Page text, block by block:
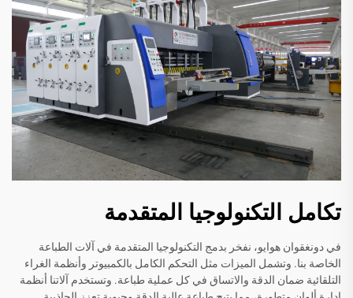
تكامل التكنولوجيا المتقدمة
في دونغقوان هوايو، نفخر بدمج التكنولوجيا المتقدمة في آلات الطباعة
الخاصة بنا. وتشمل الميزات مثل التحكم الكامل بالكمبيوتر وأنظمة الغراء
التلقائية ضمان الدقة والاتساق في كل عملية طباعة. وتستخدم آلاتنا أنظمة